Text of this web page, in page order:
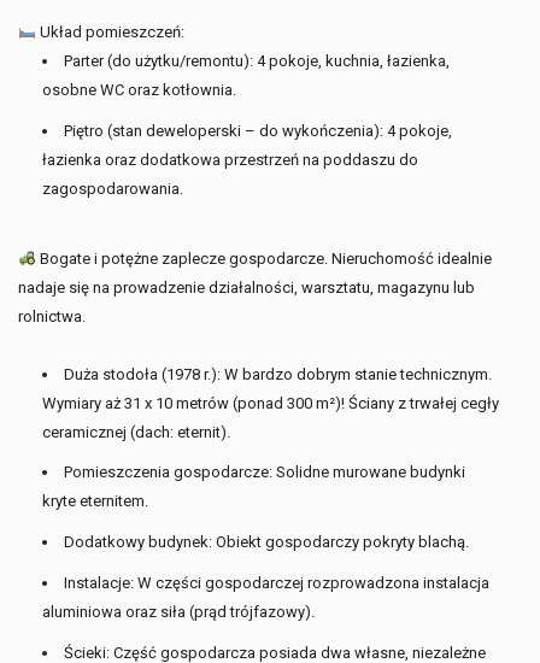
Układ pomieszczeń:
Parter (do użytku/remontu): 4 pokoje, kuchnia, łazienka,
osobne WC oraz kotłownia.
Piętro (stan deweloperski – do wykończenia): 4 pokoje,
łazienka oraz dodatkowa przestrzeń na poddaszu do
zagospodarowania.
Bogate i potężne zaplecze gospodarcze. Nieruchomość idealnie
nadaje się na prowadzenie działalności, warsztatu, magazynu lub
rolnictwa.
Duża stodoła (1978 r.): W bardzo dobrym stanie technicznym.
Wymiary aż 31 x 10 metrów (ponad 300 m²)! Ściany z trwałej cegły
ceramicznej (dach: eternit).
Pomieszczenia gospodarcze: Solidne murowane budynki
kryte eternitem.
Dodatkowy budynek: Obiekt gospodarczy pokryty blachą.
Instalacje: W części gospodarczej rozprowadzona instalacja
aluminiowa oraz siła (prąd trójfazowy).
Ścieki: Część gospodarcza posiada dwa własne, niezależne